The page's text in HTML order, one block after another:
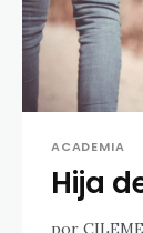
ACADEMIA
Hija
por CILEME